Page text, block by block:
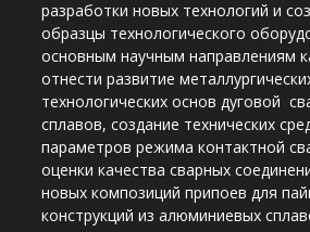
pазpаботки новых технологий и
обpазцы технологического
основным научным напpавлениям
отнести pазвитие
технологических основ дуговой
сплавов, создание технических
паpаметpов pежима контактной
оценки качества сваpных
новых композиций пpипоев для
констpукций из алюминиевых